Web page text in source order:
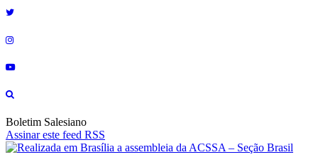
Boletim Salesiano
Assinar este feed RSS